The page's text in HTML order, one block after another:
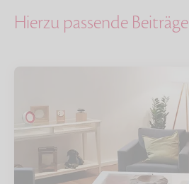
Hierzu passende Beiträge